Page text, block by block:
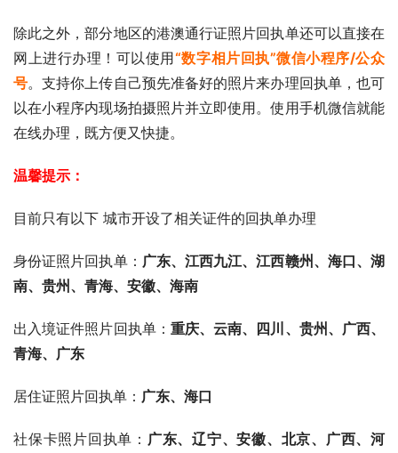
除此之外，部分地区的港澳通行证照片回执单还可以直接在
网上进行办理！可以使用“数字相片回执”微信小程序/公众
号。支持你上传自己预先准备好的照片来办理回执单，也可
以在小程序内现场拍摄照片并立即使用。使用手机微信就能
在线办理，既方便又快捷。
温馨提示：
目前只有以下 城市开设了相关证件的回执单办理
身份证照片回执单： 广东、 江西九江、江西赣州、海口、湖
南、贵州、青海、安徽、海南
出入境证件照片回执单： 重庆、云南、四川、贵州、广西、
青海、广东
居住证照片回执单： 广东、海口
社保卡照片回执单： 广东、辽宁、安徽、北京、广西、河